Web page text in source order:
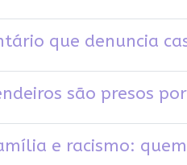
que denuncia
são presos
e racismo: